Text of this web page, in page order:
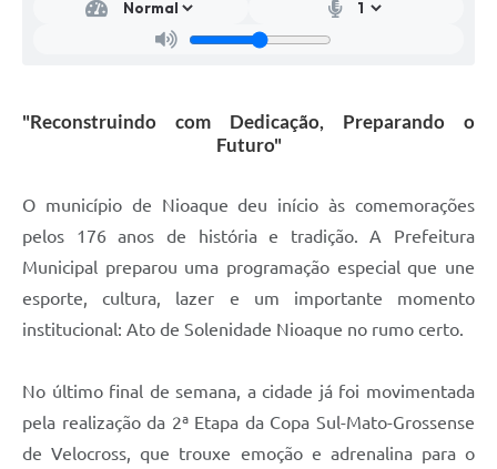
"Reconstruindo com Dedicação, Preparando o
Futuro"
O município de Nioaque deu início às comemorações
pelos 176 anos de história e tradição. A Prefeitura
Municipal preparou uma programação especial que une
esporte, cultura, lazer e um importante momento
institucional: Ato de Solenidade Nioaque no rumo certo.
No último final de semana, a cidade já foi movimentada
pela realização da 2ª Etapa da Copa Sul-Mato-Grossense
de Velocross, que trouxe emoção e adrenalina para o